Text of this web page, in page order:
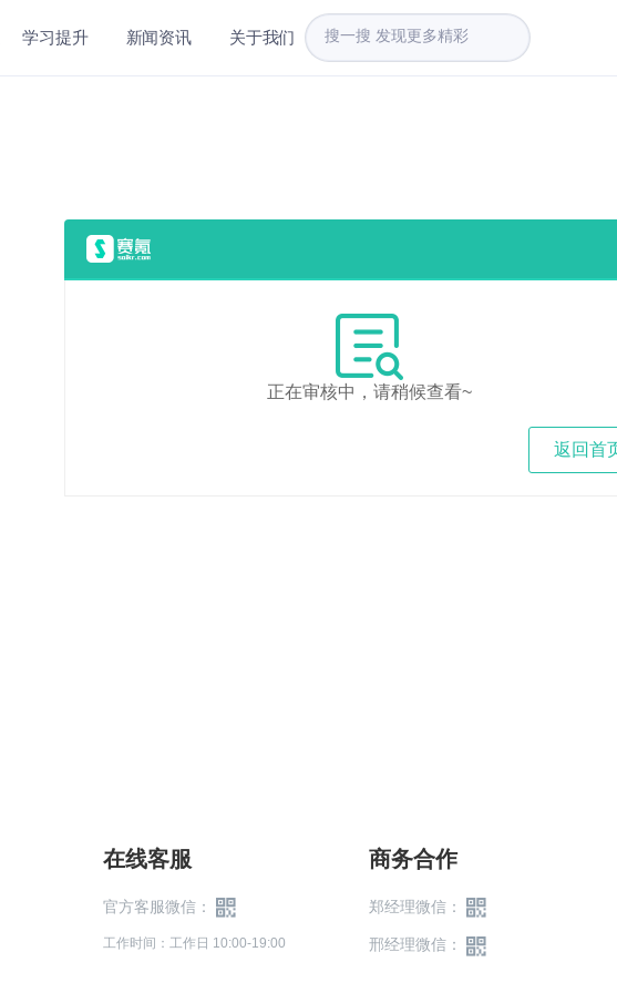
学习提升 新闻资讯 关于我们
正在审核中，请稍候查看~
返回首
在线客服
官方客服微信：
工作时间：工作日 10:00-19:00
商务合作
郑经理微信：
邢经理微信：